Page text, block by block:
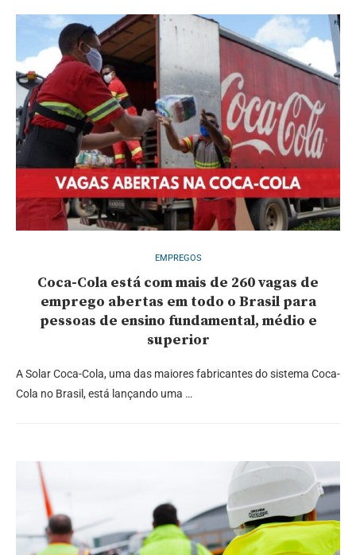
EMPREGOS
Coca-Cola está com mais de 260 vagas de
emprego abertas em todo o Brasil para
pessoas de ensino fundamental, médio e
superior
A Solar Coca-Cola, uma das maiores fabricantes do sistema Coca-
Cola no Brasil, está lançando uma …